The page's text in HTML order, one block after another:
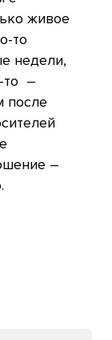
живое
то
недели,
то –
после
–